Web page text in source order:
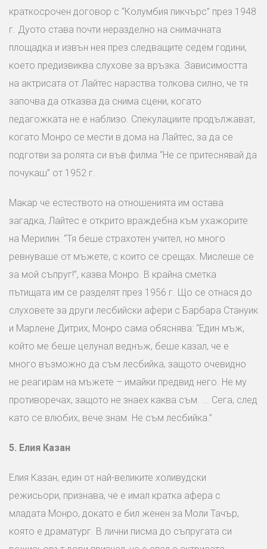
краткосрочен договор с “Колумбия пикчърс” през 1948
г. Дуото става почти неразделно на снимачната
площадка и извън нея през следващите седем години,
което предизвиква слухове за връзка. Зависимостта
на актрисата от Лайтес нараства толкова силно, че тя
започва да отказва да снима сцени, когато
педагожката не е наблизо. Спекулациите продължават,
когато Монро се мести в дома на Лайтес, за да се
подготви за ролята си във филма “Не се притеснявай да
почукаш” от 1952 г.
Макар че естеството на отношенията им остава
загадка, Лайтес е открито враждебна към ухажорите
на Мерилин. “Тя беше страхотен учител, но много
ревнуваше от мъжете, с които се срещах. Мислеше се
за мой съпруг!”, казва Монро. В крайна сметка
пътищата им се разделят през 1956 г. Що се отнася до
слуховете за други лесбийски афери с Барбара Стануик
и Марлене Дитрих, Монро сама обяснява: “Един мъж,
който ме беше целунал веднъж, беше казал, че е
много възможно да съм лесбийка, защото очевидно
не реагирам на мъжете – имайки предвид него. Не му
противоречах, защото не знаех каква съм. ... Сега, след
като се влюбих, вече знам. Не съм лесбийка.”
5. Елия Казан
Елия Казан, един от най-великите холивудски
режисьори, признава, че е имал кратка афера с
младата Монро, докато е бил женен за Моли Тачър,
която е драматург. В лични писма до съпругата си